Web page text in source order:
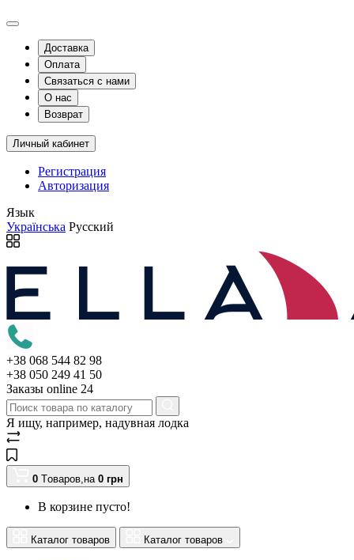
Доставка
Оплата
Связаться с нами
О нас
Возврат
Личный кабинет
Регистрация
Авторизация
Язык
Українська Русский
+38 068 544 82 98
+38 050 249 41 50
Заказы оnline 24
Я ищу, например, надувная лодка
0 Tоваров,на 0 грн
В корзине пусто!
Каталог товаров Каталог товаров